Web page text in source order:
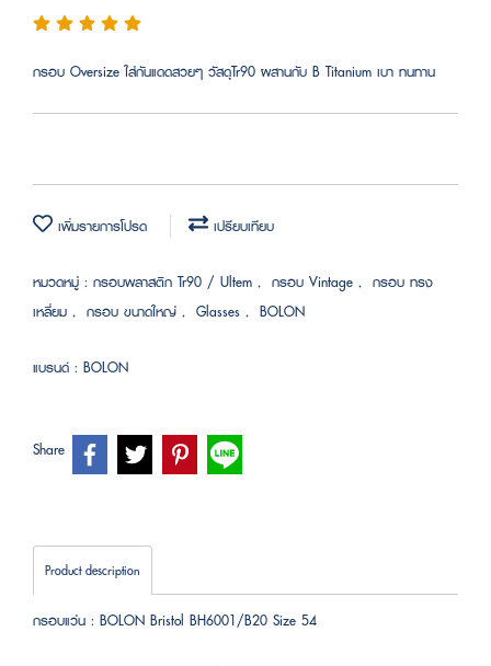
กรอบ Oversize ใส่กันแดดสวยๆ วัสดุTr90 ผสานกับ B Titanium เบา ทนทาน
เพิ่มรายการโปรด เปรียบเทียบ
หมวดหมู่ : กรอบพลาสติก Tr90 / Ultem , กรอบ Vintage , กรอบ ทรง
เหลี่ยม , กรอบ ขนาดใหญ่ , Glasses , BOLON
แบรนด์ : BOLON
Share
Product description
กรอบแว่น : BOLON Bristol BH6001/B20 Size 54